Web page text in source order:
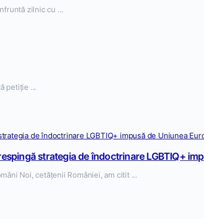
zilnic cu ...
petiție ...
strategia de îndoctrinare LGBTIQ+
Noi, cetățenii României, am citit ...